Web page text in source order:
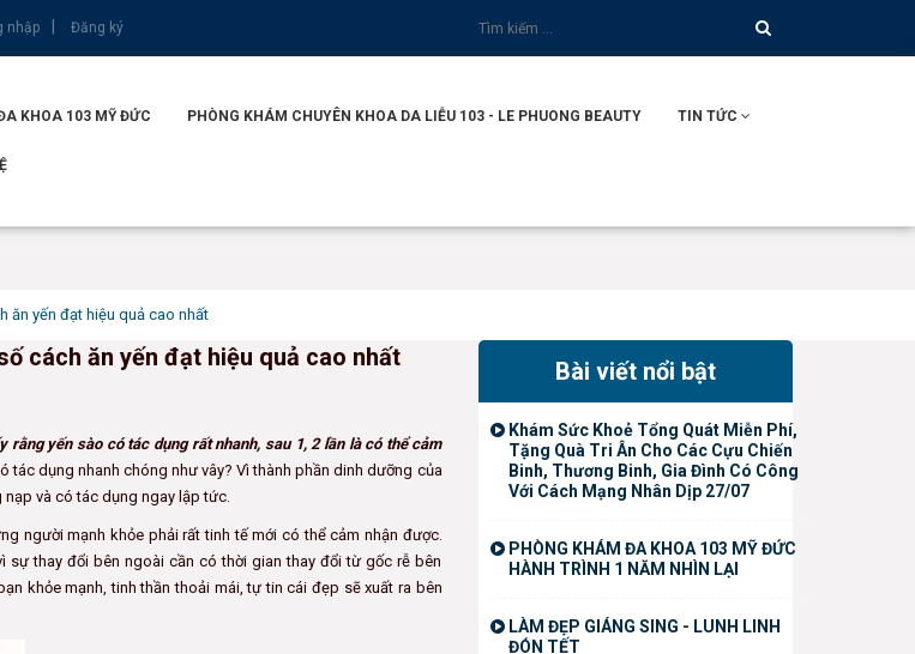
nhập Đăng ký
KHOA 103 MỸ ĐỨC PHÒNG KHÁM CHUYÊN KHOA DA LIỄU 103 - LE PHUONG BEAUTY TIN TỨC
ăn yến đạt hiệu quả cao nhất
cách ăn yến đạt hiệu quả cao nhất
yến sào có tác dụng rất nhanh, sau 1, 2 lần là có thể cảm
tác dụng nhanh chóng như vây? Vì thành phần dinh dưỡng của
và có tác dụng ngay lập tức.
người mạnh khỏe phải rất tinh tế mới có thể cảm nhận được.
sự thay đổi bên ngoài cần có thời gian thay đổi từ gốc rễ bên
khỏe mạnh, tinh thần thoải mái, tự tin cái đẹp sẽ xuất ra bên
Bài viết nổi bật
Khám Sức Khoẻ Tổng Quát Miễn Phí,
Tặng Quà Tri Ân Cho Các Cựu Chiến
Binh, Thương Binh, Gia Đình Có Công
Với Cách Mạng Nhân Dịp 27/07
PHÒNG KHÁM ĐA KHOA 103 MỸ ĐỨC
HÀNH TRÌNH 1 NĂM NHÌN LẠI
LÀM ĐẸP GIÁNG SING - LUNH LINH
ĐÓN TẾT